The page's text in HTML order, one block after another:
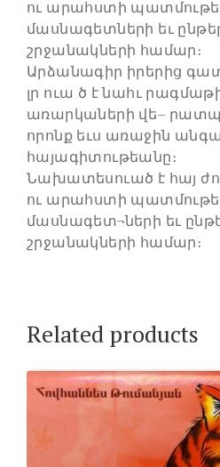
ու արահստի
մասնագետների եւ
շրջանակների համար։
Արձանագիր իրերից
լր ուա ծ է նահւ
առարկաների վե–
որոնք եւս առաջին
հայագիտութեանը։
Նախատեսուած է հայ
ու արահստի
մասնագետ¬ների եւ
շրջանակների համար։
Related products